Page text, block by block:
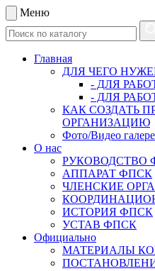
Меню
Главная
ДЛЯ ЧЕГО
- ДЛЯ
- ДЛЯ
КАК СОЗДАТЬ
ОРГАНИЗАЦИЮ
Фото/Видео
О нас
РУКОВОДСТВО
АППАРАТ ФПСК
ЧЛЕНСКИЕ
ИСТОРИЯ ФПСК
УСТАВ ФПСК
Официально
МАТЕРИАЛЫ